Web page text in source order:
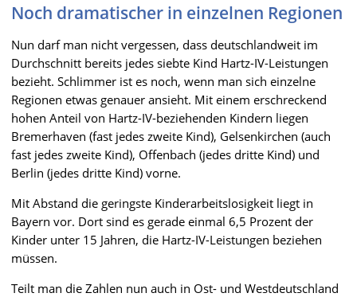
Noch dramatischer in einzelnen Regionen
Nun darf man nicht vergessen, dass deutschlandweit im
Durchschnitt bereits jedes siebte Kind Hartz-IV-Leistungen
bezieht. Schlimmer ist es noch, wenn man sich einzelne
Regionen etwas genauer ansieht. Mit einem erschreckend
hohen Anteil von Hartz-IV-beziehenden Kindern liegen
Bremerhaven (fast jedes zweite Kind), Gelsenkirchen (auch
fast jedes zweite Kind), Offenbach (jedes dritte Kind) und
Berlin (jedes dritte Kind) vorne.
Mit Abstand die geringste Kinderarbeitslosigkeit liegt in
Bayern vor. Dort sind es gerade einmal 6,5 Prozent der
Kinder unter 15 Jahren, die Hartz-IV-Leistungen beziehen
müssen.
Teilt man die Zahlen nun auch in Ost- und Westdeutschland